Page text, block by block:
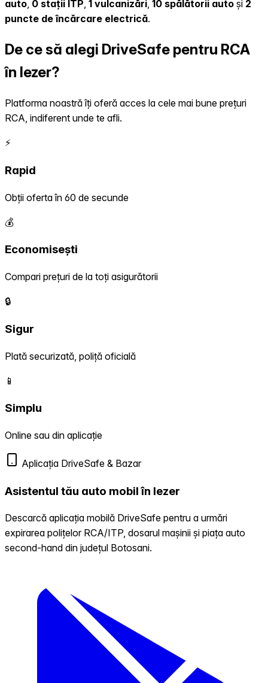
auto, 0 stații ITP, 1 vulcanizări, 10 spălătorii auto și 2
puncte de încărcare electrică.
De ce să alegi DriveSafe pentru RCA
în Iezer?
Platforma noastră îți oferă acces la cele mai bune prețuri
RCA, indiferent unde te afli.
⚡
Rapid
Obții oferta în 60 de secunde
💰
Economisești
Compari prețuri de la toți asigurătorii
🔒
Sigur
Plată securizată, poliță oficială
📱
Simplu
Online sau din aplicație
Aplicația DriveSafe & Bazar
Asistentul tău auto mobil în Iezer
Descarcă aplicația mobilă DriveSafe pentru a urmări
expirarea polițelor RCA/ITP, dosarul mașinii și piața auto
second-hand din județul Botosani.